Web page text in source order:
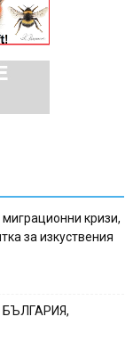
кризи,
за изкуствения